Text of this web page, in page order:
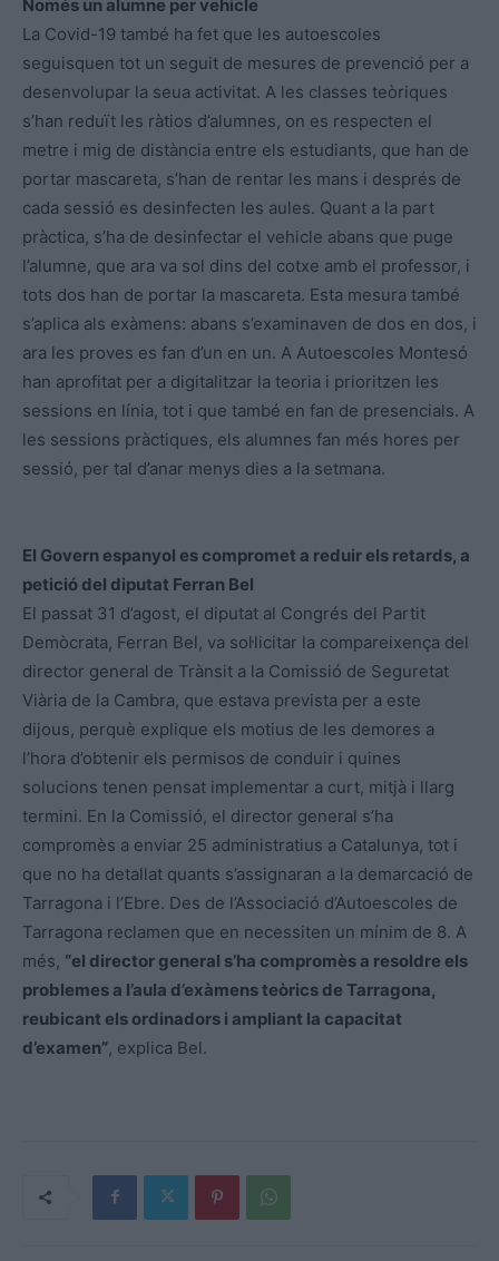
Només un alumne per vehicle
La Covid-19 també ha fet que les autoescoles
seguisquen tot un seguit de mesures de prevenció per a
desenvolupar la seua activitat. A les classes teòriques
s’han reduït les ràtios d’alumnes, on es respecten el
metre i mig de distància entre els estudiants, que han de
portar mascareta, s’han de rentar les mans i després de
cada sessió es desinfecten les aules. Quant a la part
pràctica, s’ha de desinfectar el vehicle abans que puge
l’alumne, que ara va sol dins del cotxe amb el professor, i
tots dos han de portar la mascareta. Esta mesura també
s’aplica als exàmens: abans s’examinaven de dos en dos, i
ara les proves es fan d’un en un. A Autoescoles Montesó
han aprofitat per a digitalitzar la teoria i prioritzen les
sessions en línia, tot i que també en fan de presencials. A
les sessions pràctiques, els alumnes fan més hores per
sessió, per tal d’anar menys dies a la setmana.
El Govern espanyol es compromet a reduir els retards, a
petició del diputat Ferran Bel
El passat 31 d’agost, el diputat al Congrés del Partit
Demòcrata, Ferran Bel, va sol·licitar la compareixença del
director general de Trànsit a la Comissió de Seguretat
Viària de la Cambra, que estava prevista per a este
dijous, perquè explique els motius de les demores a
l’hora d’obtenir els permisos de conduir i quines
solucions tenen pensat implementar a curt, mitjà i llarg
termini. En la Comissió, el director general s’ha
compromès a enviar 25 administratius a Catalunya, tot i
que no ha detallat quants s’assignaran a la demarcació de
Tarragona i l’Ebre. Des de l’Associació d’Autoescoles de
Tarragona reclamen que en necessiten un mínim de 8. A
més, “el director general s’ha compromès a resoldre els
problemes a l’aula d’exàmens teòrics de Tarragona,
reubicant els ordinadors i ampliant la capacitat
d’examen”, explica Bel.